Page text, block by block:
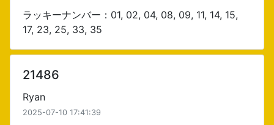
ラッキーナンバー：01, 02, 04, 08, 09, 11, 14, 15,
17, 23, 25, 33, 35
21486
Ryan
2025-07-10 17:41:39